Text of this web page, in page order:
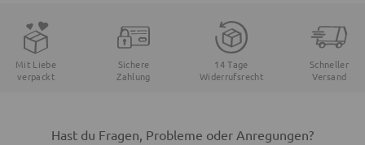
Mit Liebe
verpackt
Sichere
Zahlung
14 Tage
Widerrufsrecht
Schneller
Versand
Hast du Fragen, Probleme oder Anregungen?